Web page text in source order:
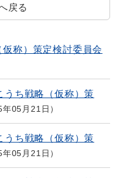
戻る
称）策定検討委員会
うち戦略（仮称）策
年05月21日
うち戦略（仮称）策
年05月21日